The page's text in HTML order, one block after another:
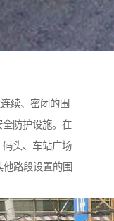
续、密闭的围
防护设施。在
头、车站广场
路段设置的围